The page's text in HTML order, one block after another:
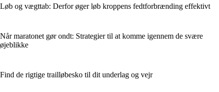
Løb og vægttab: Derfor øger løb kroppens fedtforbrænding effektivt
Når maratonet gør ondt: Strategier til at komme igennem de svære
øjeblikke
Find de rigtige trailløbesko til dit underlag og vejr